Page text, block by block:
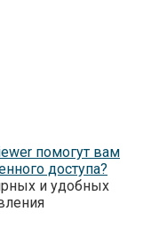
помогут вам
доступа?
и удобных